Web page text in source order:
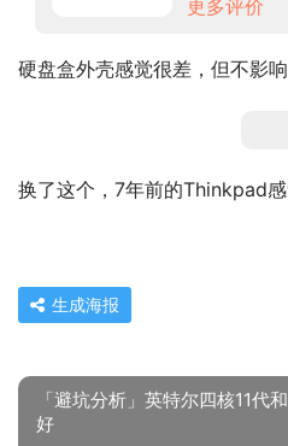
更多评价
硬盘盒外壳感觉很差，但不影
换了这个，7年前的Thinkpad
生成海报
「避坑分析」英特尔四核11代
好